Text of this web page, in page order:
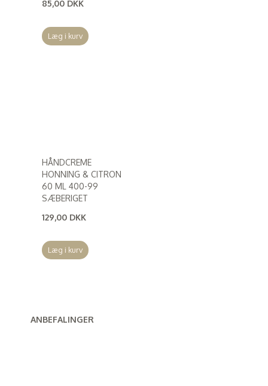
85,00 DKK
Læg i kurv
HÅNDCREME
HONNING & CITRON
60 ML 400-99
SÆBERIGET
129,00 DKK
Læg i kurv
ANBEFALINGER